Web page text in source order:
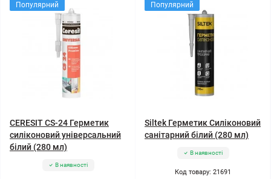
Популярний
CERESIT CS-24 Герметик
силіконовий універсальний
білий (280 мл)
В наявності
Популярний
Siltek Герметик Силіконовий
санітарний білий (280 мл)
В наявності
Код товару: 21691